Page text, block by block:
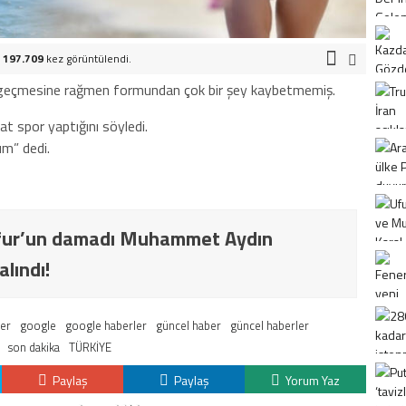
197.709 kez görüntülendi.
rağmen formundan çok bir şey kaybetmemiş.
spor yaptığını söyledi.
dedi.
damadı Muhammet Aydın
google google haberler güncel haber güncel haberler
son dakika TÜRKİYE
Paylaş Paylaş Yorum Yaz